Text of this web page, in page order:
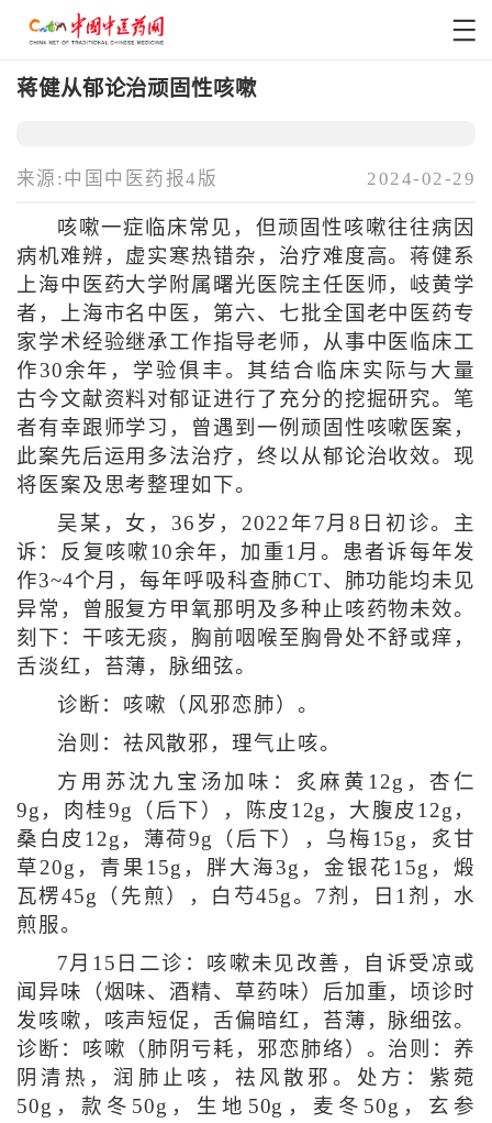
蒋健从郁论治顽固性咳嗽
来源:中国中医药报4版 2024-02-29
咳嗽一症临床常见，但顽固性咳嗽往往病因
病机难辨，虚实寒热错杂，治疗难度高。蒋健系
上海中医药大学附属曙光医院主任医师，岐黄学
者，上海市名中医，第六、七批全国老中医药专
家学术经验继承工作指导老师，从事中医临床工
作30余年，学验俱丰。其结合临床实际与大量
古今文献资料对郁证进行了充分的挖掘研究。笔
者有幸跟师学习，曾遇到一例顽固性咳嗽医案，
此案先后运用多法治疗，终以从郁论治收效。现
将医案及思考整理如下。
吴某，女，36岁，2022年7月8日初诊。主
诉：反复咳嗽10余年，加重1月。患者诉每年发
作3~4个月，每年呼吸科查肺CT、肺功能均未见
异常，曾服复方甲氧那明及多种止咳药物未效。
刻下：干咳无痰，胸前咽喉至胸骨处不舒或痒，
舌淡红，苔薄，脉细弦。
诊断：咳嗽（风邪恋肺）。
治则：祛风散邪，理气止咳。
方用苏沈九宝汤加味：炙麻黄12g，杏仁
9g，肉桂9g（后下），陈皮12g，大腹皮12g，
桑白皮12g，薄荷9g（后下），乌梅15g，炙甘
草20g，青果15g，胖大海3g，金银花15g，煅
瓦楞45g（先煎），白芍45g。7剂，日1剂，水
煎服。
7月15日二诊：咳嗽未见改善，自诉受凉或
闻异味（烟味、酒精、草药味）后加重，顷诊时
发咳嗽，咳声短促，舌偏暗红，苔薄，脉细弦。
诊断：咳嗽（肺阴亏耗，邪恋肺络）。治则：养
阴清热，润肺止咳，祛风散邪。处方：紫菀
50g，款冬50g，生地50g，麦冬50g，玄参